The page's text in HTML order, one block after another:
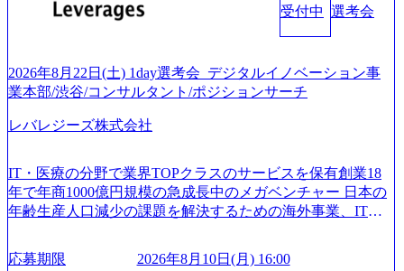
受付中 選考会
2026年8月22日(土) 1day選考会_デジタルイノベーション事
業本部/渋谷/コンサルタント/ポジションサーチ
レバレジーズ株式会社
IT・医療の分野で業界TOPクラスのサービスを保有創業18
年で年商1000億円規模の急成長中のメガベンチャー 日本の
年齢生産人口減少の課題を解決するための海外事業、IT事
以上の事業を展開する オールインハウスの組織体制をとっ
応募期限 2026年8月10日(月) 16:00